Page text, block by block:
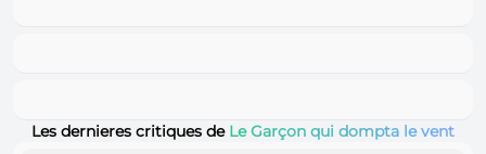
Les dernieres critiques de Le Garçon qui dompta le vent